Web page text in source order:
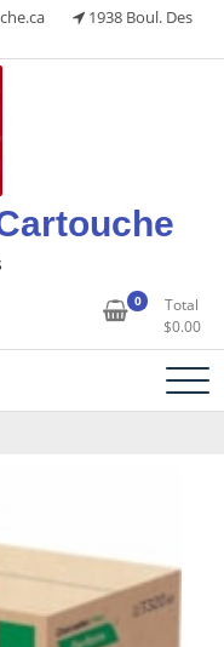
1938 Boul. Des
0
Total
$0.00